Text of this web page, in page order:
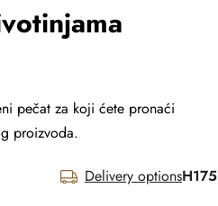
pečat za koji ćete pronaći
proizvoda.
Delivery optionsH175